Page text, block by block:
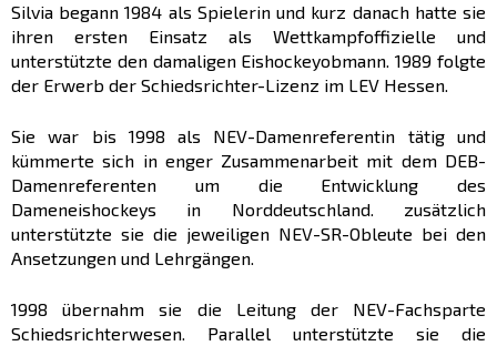
Silvia begann 1984 als Spielerin und kurz danach hatte sie
ihren ersten Einsatz als Wettkampfoffizielle und
unterstützte den damaligen Eishockeyobmann. 1989 folgte
der Erwerb der Schiedsrichter-Lizenz im LEV Hessen.
Sie war bis 1998 als NEV-Damenreferentin tätig und
kümmerte sich in enger Zusammenarbeit mit dem DEB-
Damenreferenten um die Entwicklung des
Dameneishockeys in Norddeutschland. zusätzlich
unterstützte sie die jeweiligen NEV-SR-Obleute bei den
Ansetzungen und Lehrgängen.
1998 übernahm sie die Leitung der NEV-Fachsparte
Schiedsrichterwesen. Parallel unterstützte sie die